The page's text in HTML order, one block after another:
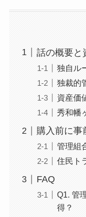
話の概要と
独自ル
独裁的
資産価
秀和幡
購入前に事
管理組
住民ト
FAQ
Q1. 管
得？